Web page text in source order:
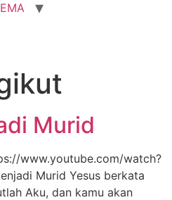
Murid
www.youtube.com/watch?
Murid Yesus berkata
Aku, dan kamu akan